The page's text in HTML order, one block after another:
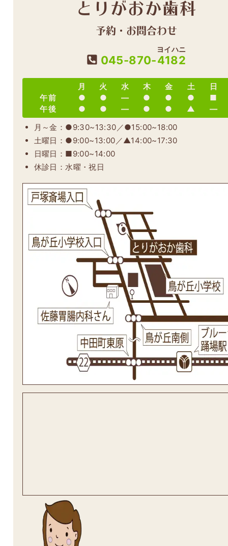
予約・お問合わせ
045-870-4182
ヨイハニ
月 火 水 木 金 土
日
午前
● ● ― ● ● ●
■
午後
● ● ― ● ● ▲
―
月～金：●9:30~13:30／●15:00~18:00
土曜日：●9:00~13:00／▲14:00~17:30
日曜日：■9:00~14:00
休診日：水曜・祝日